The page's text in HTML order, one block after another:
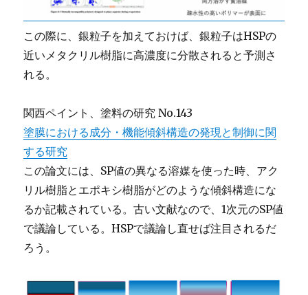
この際に、銀粒子を加えておけば、銀粒子はHSPの
近いメタクリル樹脂に高濃度に分散されると予測さ
れる。
関西ペイント、塗料の研究 No.143
塗膜における成分・機能傾斜構造の発現と制御に関
する研究
この論文には、SP値の異なる溶媒を使った時、アク
リル樹脂とエポキシ樹脂がどのような傾斜構造にな
るか記載されている。古い文献なので、1次元のSP値
で議論している。HSPで議論し直せば注目されるだ
ろう。